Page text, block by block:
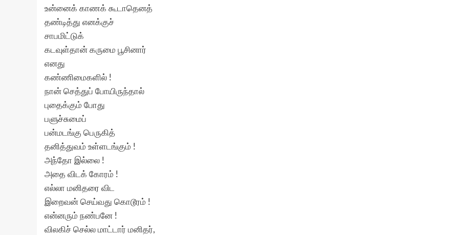
உன்னைக் காணக் கூடாதெனத்
தண்டித்து எனக்குச்
சாபமிட்டுக்
கடவுள்தான் கருமை பூசினார்
எனது
கண்ணிமைகளில் !
நான் செத்துப் போயிருந்தால்
புதைக்கும் போது
பளுச்சுமைப்
பன்மடங்கு பெருகித்
தனித்துவம் உள்ளடங்கும் !
அந்தோ இல்லை !
அதை விடக் கோரம் !
எல்லா மனிதரை விட
இறைவன் செய்வது கொடூரம் !
என்னரும் நண்பனே !
விலகிச் செல்ல மாட்டார் மனிதர்,